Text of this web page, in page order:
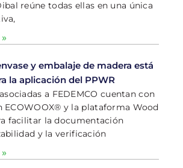
reúne todas ellas en una única
y embalaje de madera está
la aplicación del PPWR
a FEDEMCO cuentan con
ECOWOOX® y la plataforma Wood
facilitar la documentación
y la verificación